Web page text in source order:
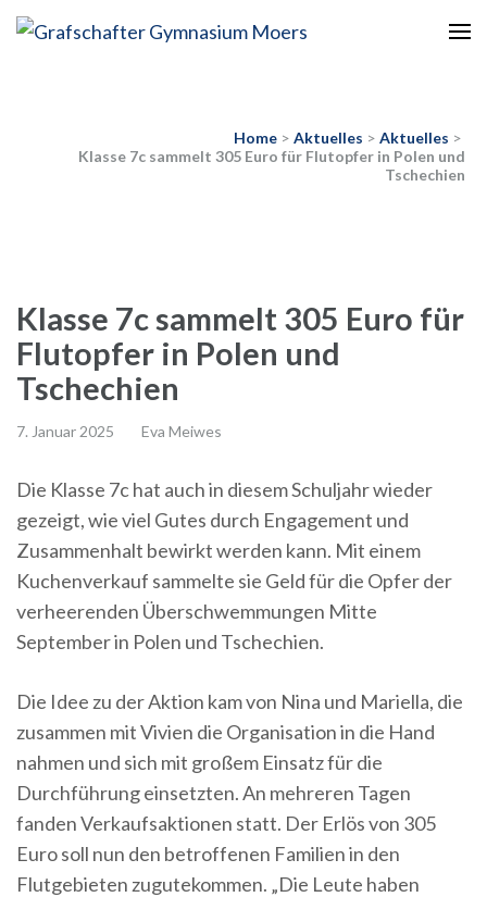
Home > Aktuelles > Aktuelles >
Klasse 7c sammelt 305 Euro für Flutopfer in Polen und
Tschechien
Klasse 7c sammelt 305 Euro für
Flutopfer in Polen und
Tschechien
7. Januar 2025 Eva Meiwes
Die Klasse 7c hat auch in diesem Schuljahr wieder
gezeigt, wie viel Gutes durch Engagement und
Zusammenhalt bewirkt werden kann. Mit einem
Kuchenverkauf sammelte sie Geld für die Opfer der
verheerenden Überschwemmungen Mitte
September in Polen und Tschechien.
Die Idee zu der Aktion kam von Nina und Mariella, die
zusammen mit Vivien die Organisation in die Hand
nahmen und sich mit großem Einsatz für die
Durchführung einsetzten. An mehreren Tagen
fanden Verkaufsaktionen statt. Der Erlös von 305
Euro soll nun den betroffenen Familien in den
Flutgebieten zugutekommen. „Die Leute haben